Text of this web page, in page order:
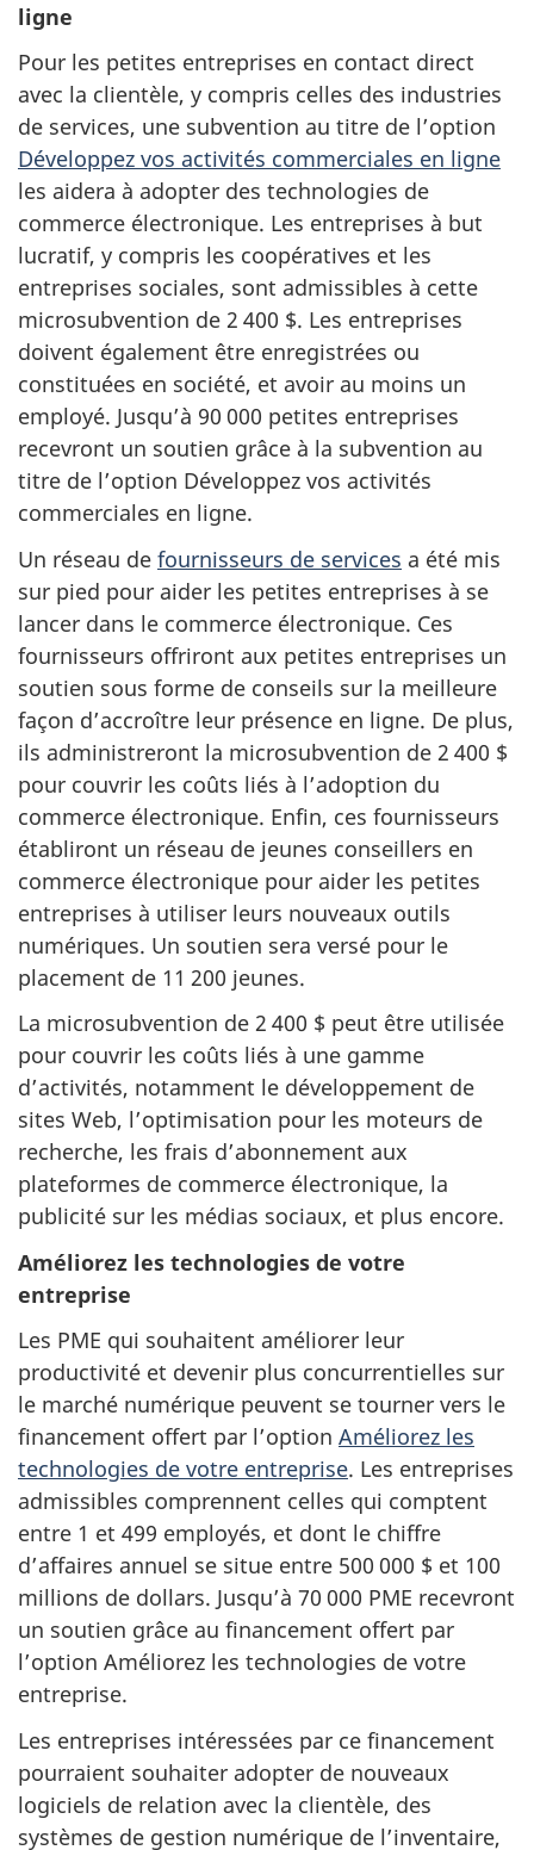
ligne
Pour les petites entreprises en contact direct
avec la clientèle, y compris celles des industries
de services, une subvention au titre de l’option
Développez vos activités commerciales en ligne
les aidera à adopter des technologies de
commerce électronique. Les entreprises à but
lucratif, y compris les coopératives et les
entreprises sociales, sont admissibles à cette
microsubvention de 2 400 $. Les entreprises
doivent également être enregistrées ou
constituées en société, et avoir au moins un
employé. Jusqu’à 90 000 petites entreprises
recevront un soutien grâce à la subvention au
titre de l’option Développez vos activités
commerciales en ligne.
Un réseau de fournisseurs de services a été mis
sur pied pour aider les petites entreprises à se
lancer dans le commerce électronique. Ces
fournisseurs offriront aux petites entreprises un
soutien sous forme de conseils sur la meilleure
façon d’accroître leur présence en ligne. De plus,
ils administreront la microsubvention de 2 400 $
pour couvrir les coûts liés à l’adoption du
commerce électronique. Enfin, ces fournisseurs
établiront un réseau de jeunes conseillers en
commerce électronique pour aider les petites
entreprises à utiliser leurs nouveaux outils
numériques. Un soutien sera versé pour le
placement de 11 200 jeunes.
La microsubvention de 2 400 $ peut être utilisée
pour couvrir les coûts liés à une gamme
d’activités, notamment le développement de
sites Web, l’optimisation pour les moteurs de
recherche, les frais d’abonnement aux
plateformes de commerce électronique, la
publicité sur les médias sociaux, et plus encore.
Améliorez les technologies de votre
entreprise
Les PME qui souhaitent améliorer leur
productivité et devenir plus concurrentielles sur
le marché numérique peuvent se tourner vers le
financement offert par l’option Améliorez les
technologies de votre entreprise. Les entreprises
admissibles comprennent celles qui comptent
entre 1 et 499 employés, et dont le chiffre
d’affaires annuel se situe entre 500 000 $ et 100
millions de dollars. Jusqu’à 70 000 PME recevront
un soutien grâce au financement offert par
l’option Améliorez les technologies de votre
entreprise.
Les entreprises intéressées par ce financement
pourraient souhaiter adopter de nouveaux
logiciels de relation avec la clientèle, des
systèmes de gestion numérique de l’inventaire,